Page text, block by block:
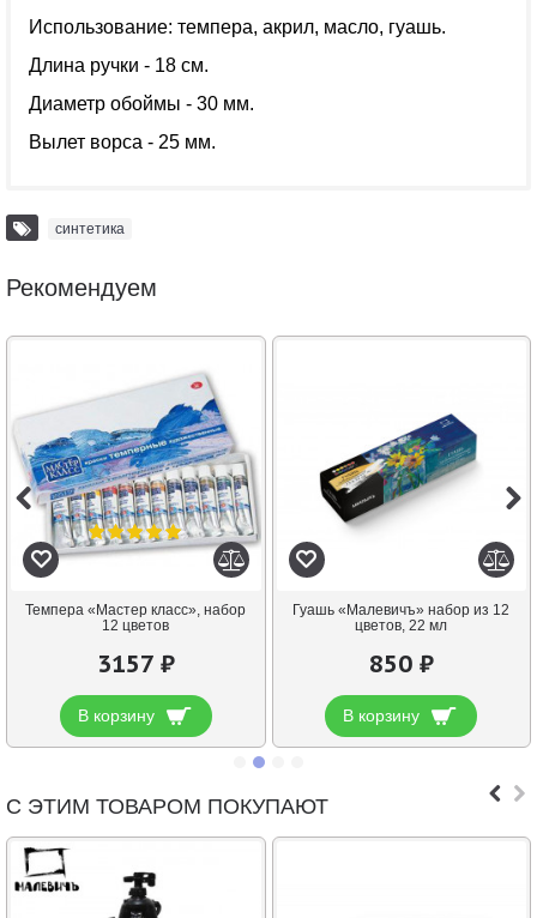
Использование: темпера, акрил, масло, гуашь.
Длина ручки - 18 см.
Диаметр обоймы - 30 мм.
Вылет ворса - 25 мм.
синтетика
Рекомендуем
Темпера «Мастер класс», набор
12 цветов
3157 ₽
В корзину
Гуашь «Малевичъ» набор из 12
цветов, 22 мл
850 ₽
В корзину
С ЭТИМ ТОВАРОМ ПОКУПАЮТ